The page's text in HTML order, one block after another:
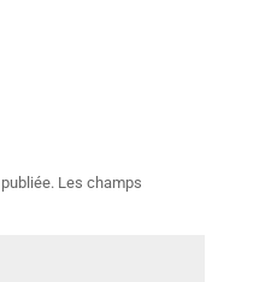
Les champs